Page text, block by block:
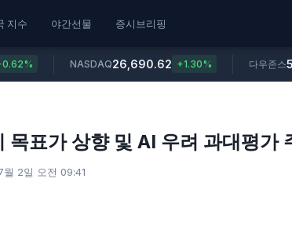
지수 야간선물 증시브리핑
NASDAQ26,690.62 +1.30% 다우존스
목표가 상향 및 AI 우려 과대평가
2일 오전 09:41